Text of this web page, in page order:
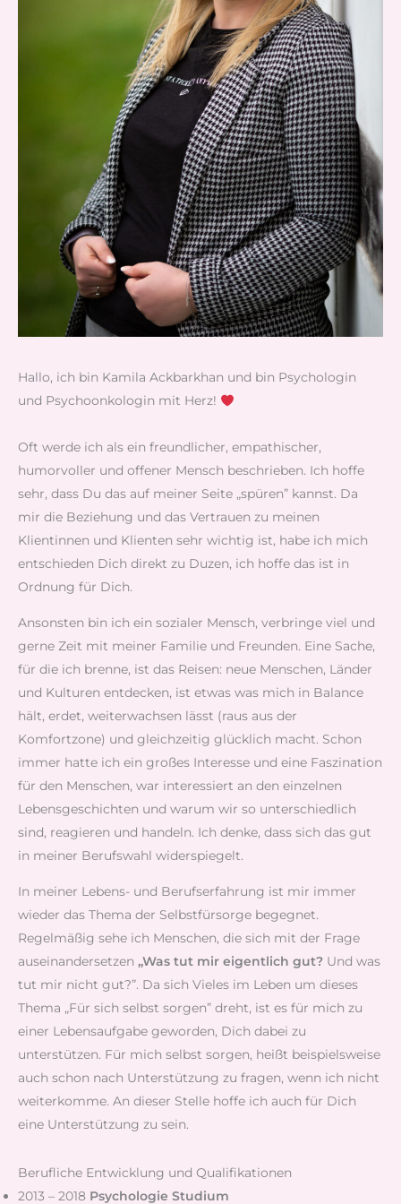
Hallo, ich bin Kamila Ackbarkhan und bin Psychologin
und Psychoonkologin mit Herz!
Oft werde ich als ein freundlicher, empathischer,
humorvoller und offener Mensch beschrieben. Ich hoffe
sehr, dass Du das auf meiner Seite „spüren” kannst. Da
mir die Beziehung und das Vertrauen zu meinen
Klientinnen und Klienten sehr wichtig ist, habe ich mich
entschieden Dich direkt zu Duzen, ich hoffe das ist in
Ordnung für Dich.
Ansonsten bin ich ein sozialer Mensch, verbringe viel und
gerne Zeit mit meiner Familie und Freunden. Eine Sache,
für die ich brenne, ist das Reisen: neue Menschen, Länder
und Kulturen entdecken, ist etwas was mich in Balance
hält, erdet, weiterwachsen lässt (raus aus der
Komfortzone) und gleichzeitig glücklich macht. Schon
immer hatte ich ein großes Interesse und eine Faszination
für den Menschen, war interessiert an den einzelnen
Lebensgeschichten und warum wir so unterschiedlich
sind, reagieren und handeln. Ich denke, dass sich das gut
in meiner Berufswahl widerspiegelt.
In meiner Lebens- und Berufserfahrung ist mir immer
wieder das Thema der Selbstfürsorge begegnet.
Regelmäßig sehe ich Menschen, die sich mit der Frage
auseinandersetzen „Was tut mir eigentlich gut? Und was
tut mir nicht gut?”. Da sich Vieles im Leben um dieses
Thema „Für sich selbst sorgen” dreht, ist es für mich zu
einer Lebensaufgabe geworden, Dich dabei zu
unterstützen. Für mich selbst sorgen, heißt beispielsweise
auch schon nach Unterstützung zu fragen, wenn ich nicht
weiterkomme. An dieser Stelle hoffe ich auch für Dich
eine Unterstützung zu sein.
Berufliche Entwicklung und Qualifikationen
2013 – 2018 Psychologie Studium